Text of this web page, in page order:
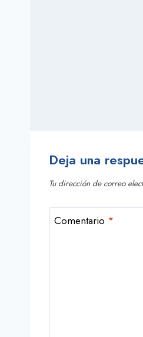
Deja una
Tu dirección de correo
Comentario *